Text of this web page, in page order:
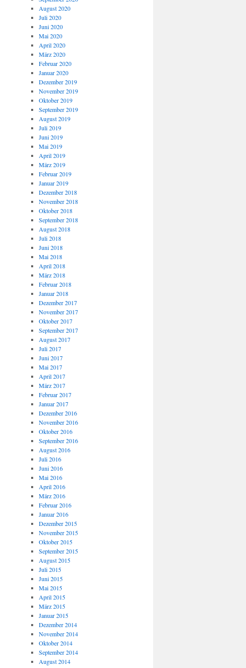
August 2020
Juli 2020
Juni 2020
Mai 2020
April 2020
März 2020
Februar 2020
Januar 2020
Dezember 2019
November 2019
Oktober 2019
September 2019
August 2019
Juli 2019
Juni 2019
Mai 2019
April 2019
März 2019
Februar 2019
Januar 2019
Dezember 2018
November 2018
Oktober 2018
September 2018
August 2018
Juli 2018
Juni 2018
Mai 2018
April 2018
März 2018
Februar 2018
Januar 2018
Dezember 2017
November 2017
Oktober 2017
September 2017
August 2017
Juli 2017
Juni 2017
Mai 2017
April 2017
März 2017
Februar 2017
Januar 2017
Dezember 2016
November 2016
Oktober 2016
September 2016
August 2016
Juli 2016
Juni 2016
Mai 2016
April 2016
März 2016
Februar 2016
Januar 2016
Dezember 2015
November 2015
Oktober 2015
September 2015
August 2015
Juli 2015
Juni 2015
Mai 2015
April 2015
März 2015
Januar 2015
Dezember 2014
November 2014
Oktober 2014
September 2014
August 2014